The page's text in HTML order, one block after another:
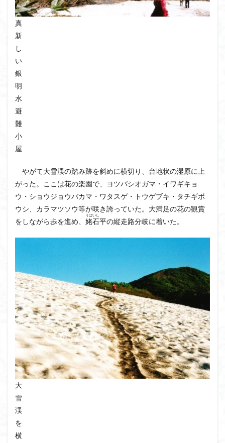
真
新
し
い
銀
明
水
避
難
小
屋
やがて大雪渓の踏み跡を斜めに横切り、台地状の湿原に上
がった。ここは花の楽園で、ヨツバシオガマ・イワギキョ
ウ・ショウジョウバカマ・ワタスゲ・トウゲブキ・タチギボ
ウシ、カラマツソウ等が咲き誇っていた。大満足の花の観賞
をしながら歩を進め、 姥
うば
石
いし
平の縦走路分岐に着いた。
大
雪
渓
を
横